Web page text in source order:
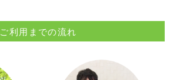
ご利用までの流れ